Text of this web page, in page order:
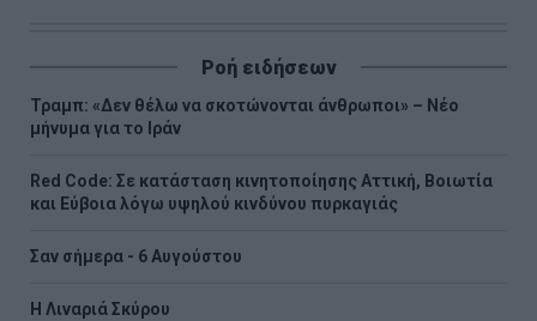
Ροή ειδήσεων
Τραμπ: «Δεν θέλω να σκοτώνονται άνθρωποι» – Νέο
μήνυμα για το Ιράν
Red Code: Σε κατάσταση κινητοποίησης Αττική, Βοιωτία
και Εύβοια λόγω υψηλού κινδύνου πυρκαγιάς
Σαν σήμερα - 6 Αυγούστου
H Λιναριά Σκύρου